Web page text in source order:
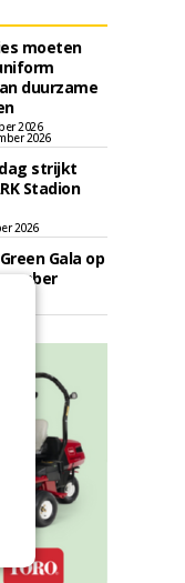
moeten
duurzame
2026
2026
strijkt
Stadion
2026
Gala op